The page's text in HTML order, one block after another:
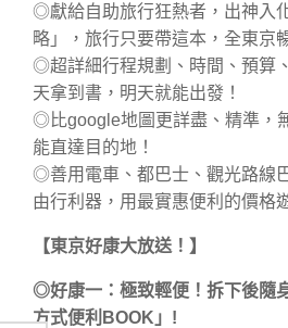
◎獻給自助旅行狂熱者，出神入
略」，旅行只要帶這本，全東京
◎超詳細行程規劃、時間、預算
天拿到書，明天就能出發！
◎比google地圖更詳盡、精準，
能直達目的地！
◎善用電車、都巴士、觀光路線
由行利器，用最實惠便利的價格
【東京好康大放送！】
◎好康一：極致輕便！拆下後隨
方式便利BOOK」!